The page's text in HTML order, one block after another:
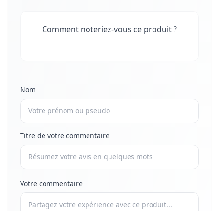
Comment noteriez-vous ce produit ?
Nom
Titre de votre commentaire
Votre commentaire